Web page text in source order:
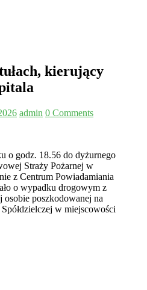
kierujący
admin 0 Comments
o godz. 18.56 do dyżurnego
Straży Pożarnej w
z Centrum Powiadamiania
o wypadku drogowym z
osobie poszkodowanej na
w miejscowości